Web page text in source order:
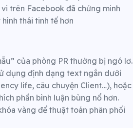
trên Facebook đã chứng minh
thái tinh tế hơn
của phòng PR thường bị ngó lơ.
dụng định dạng text ngắn dưới
life, câu chuyện Client…), hoặc
phần bình luận bùng nổ hơn.
vàng để thuật toán phân phối